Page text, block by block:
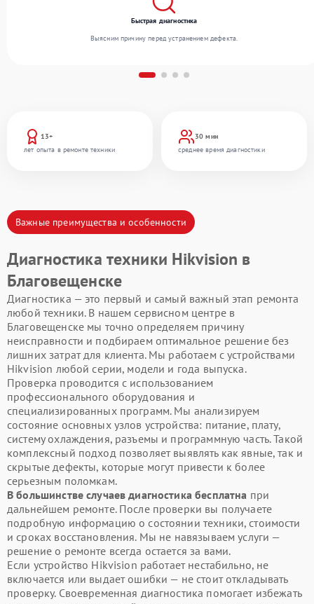
13+
лет опыта в ремонте техники
30 мин
среднее время диагностики
Быстрая диагностика
Выясним причину перед устранением дефекта.
Важные преимущества и особенности
Диагностика техники Hikvision в
Благовещенске
Диагностика — это первый и самый важный этап ремонта
любой техники. В нашем сервисном центре в
Благовещенске мы точно определяем причину
неисправности и подбираем оптимальное решение без
лишних затрат для клиента. Мы работаем с устройствами
Hikvision любой серии, модели и года выпуска.
Проверка проводится с использованием
профессионального оборудования и
специализированных программ. Мы анализируем
состояние основных узлов устройства: питание, плату,
систему охлаждения, разъемы и программную часть. Такой
комплексный подход позволяет выявлять как явные, так и
скрытые дефекты, которые могут привести к более
серьезным поломкам.
В большинстве случаев диагностика бесплатна при
дальнейшем ремонте. После проверки вы получаете
подробную информацию о состоянии техники, стоимости
и сроках восстановления. Мы не навязываем услуги —
решение о ремонте всегда остается за вами.
Если устройство Hikvision работает нестабильно, не
включается или выдает ошибки — не стоит откладывать
проверку. Своевременная диагностика помогает избежать